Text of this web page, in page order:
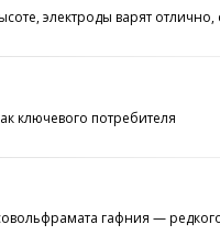
электроды варят
ключевого потребителя
гафния —